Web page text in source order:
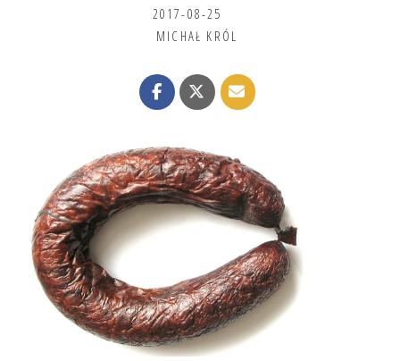
2017-08-25
MICHAŁ KRÓL